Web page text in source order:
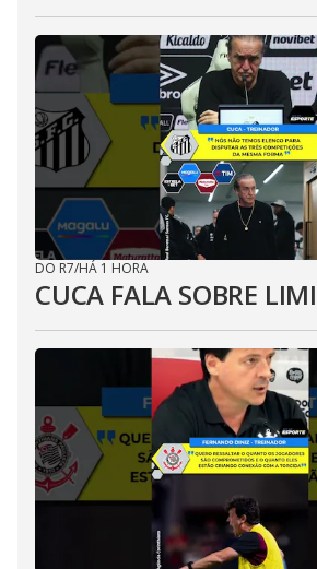
DO R7/HÁ 1 HORA
CUCA FALA SOBRE